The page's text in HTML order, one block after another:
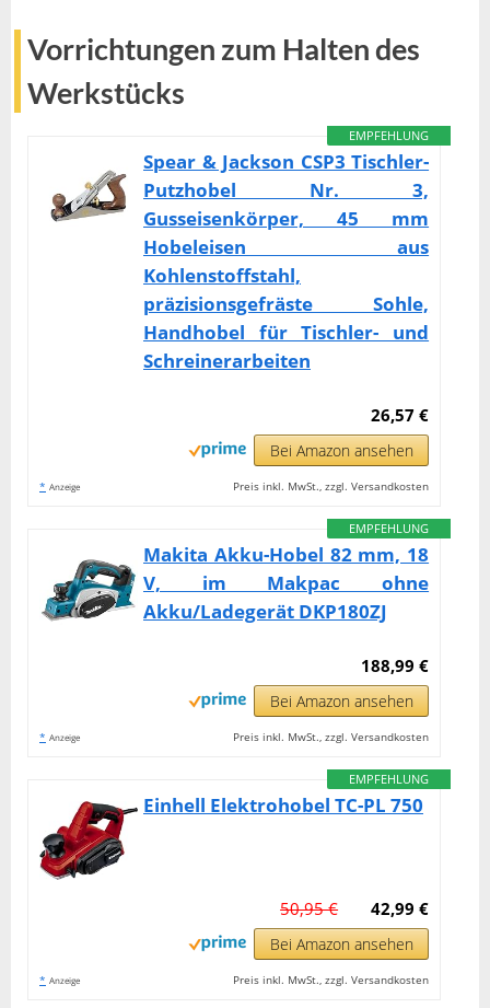
Vorrichtungen zum Halten des
Werkstücks
EMPFEHLUNG
Spear & Jackson CSP3 Tischler-
Putzhobel Nr. 3,
Gusseisenkörper, 45 mm
Hobeleisen aus
Kohlenstoffstahl,
präzisionsgefräste Sohle,
Handhobel für Tischler- und
Schreinerarbeiten
26,57 €
Bei Amazon ansehen
* Anzeige Preis inkl. MwSt., zzgl. Versandkosten
EMPFEHLUNG
Makita Akku-Hobel 82 mm, 18
V, im Makpac ohne
Akku/Ladegerät DKP180ZJ
188,99 €
Bei Amazon ansehen
* Anzeige Preis inkl. MwSt., zzgl. Versandkosten
EMPFEHLUNG
Einhell Elektrohobel TC-PL 750
42,99 €
50,95 €
Bei Amazon ansehen
* Anzeige Preis inkl. MwSt., zzgl. Versandkosten